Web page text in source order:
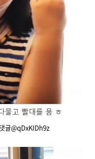
글@qDxKIDh9z